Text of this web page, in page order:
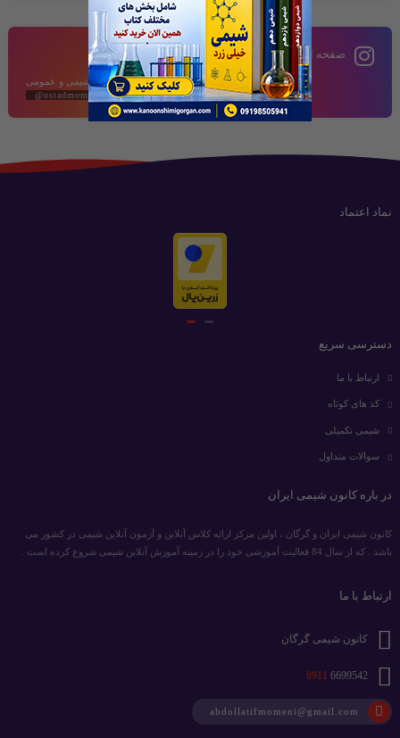
صفحه اینستاگرام
محتوای آموزشی شیمی و عمومی
@ostadmomeni2020
نماد اعتماد
دسترسی سریع
ارتباط با ما
کد های کوتاه
شیمی تکمیلی
سوالات متداول
در باره کانون شیمی ایران
کانون شیمی ایران و گرگان ، اولین مرکز ارائه کلاس آنلاین و آزمون آنلاین شیمی در کشور می
باشد . که از سال 84 فعالیت آموزشی خود را در زمینه آموزش آنلاین شیمی شروع کرده است .
ارتباط با ما
کانون شیمی گرگان
0911 6699542
abdollatifmomeni@gmail.com